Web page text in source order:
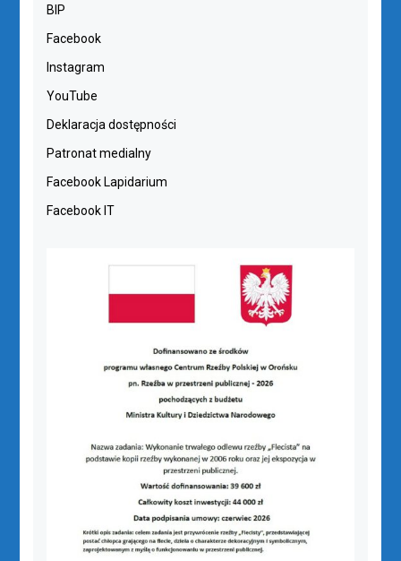
BIP
Facebook
Instagram
YouTube
Deklaracja dostępności
Patronat medialny
Facebook Lapidarium
Facebook IT